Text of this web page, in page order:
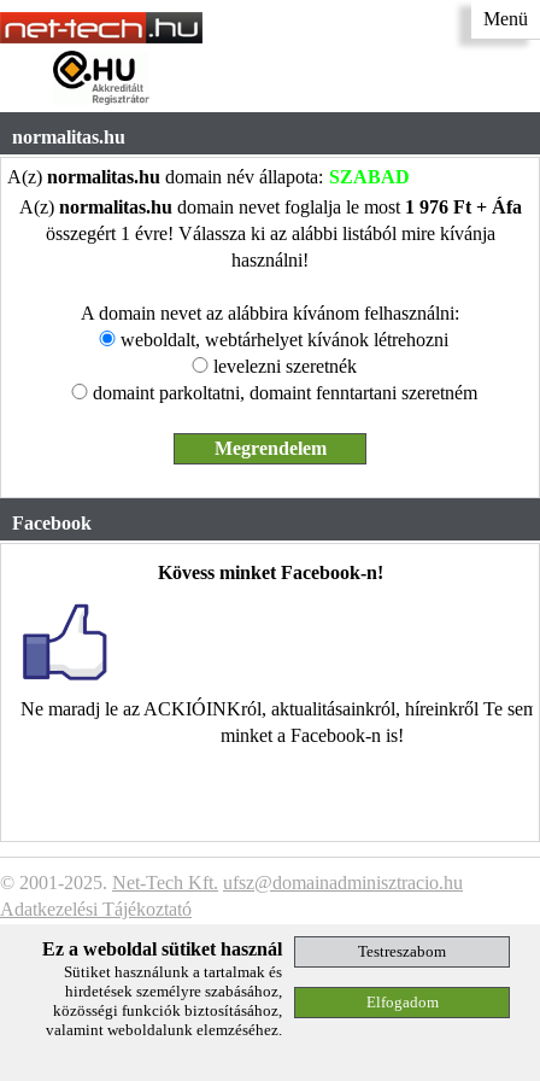
Menü
normalitas.hu
A(z) normalitas.hu domain név állapota: SZABAD
A(z) normalitas.hu domain nevet foglalja le most 1 976 Ft + Áfa
összegért 1 évre! Válassza ki az alábbi listából mire kívánja
használni!
A domain nevet az alábbira kívánom felhasználni:
weboldalt, webtárhelyet kívánok létrehozni
levelezni szeretnék
domaint parkoltatni, domaint fenntartani szeretném
Facebook
Kövess minket Facebook-n!
Ne maradj le az ACKIÓINKról, aktualitásainkról, híreinkről Te
minket a Facebook-n is!
© 2001-2025. Net-Tech Kft. ufsz@domainadminisztracio.hu
Adatkezelési Tájékoztató
Ez a weboldal sütiket használ
Sütiket használunk a tartalmak és
hirdetések személyre szabásához,
közösségi funkciók biztosításához,
valamint weboldalunk elemzéséhez.